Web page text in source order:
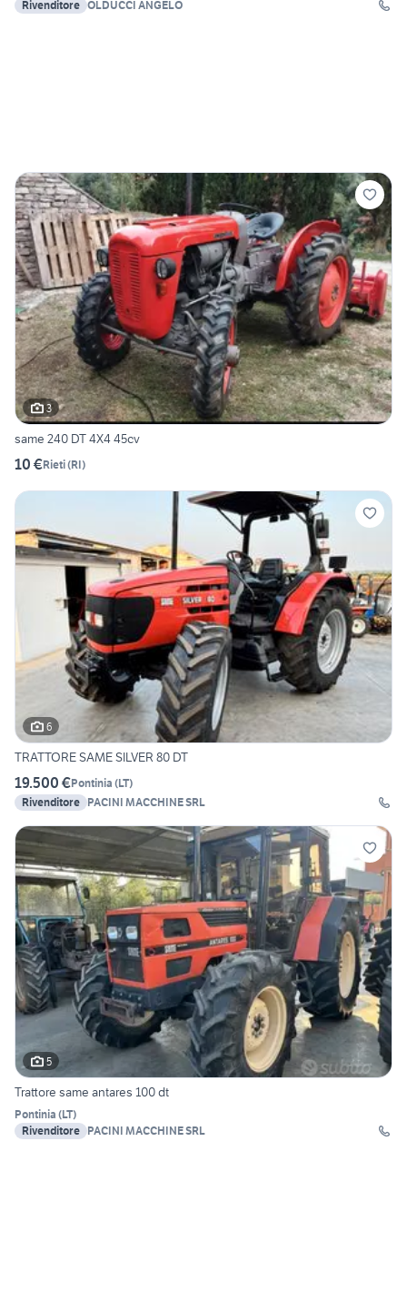
Rivenditore OLDUCCI ANGELO
3
same 240 DT 4X4 45cv
10 €Rieti(RI)
6
TRATTORE SAME SILVER 80 DT
19.500 €Pontinia (LT)
Rivenditore PACINI MACCHINE SRL
5
Trattore same antares 100 dt
Pontinia (LT)
Rivenditore PACINI MACCHINE SRL